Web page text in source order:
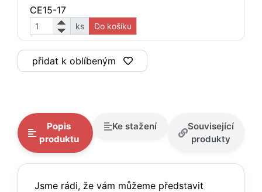
CE15-17
ks Do košíku
přidat k oblíbeným
Popis
produktu
Ke stažení
Související
produkty
Jsme rádi, že vám můžeme představit